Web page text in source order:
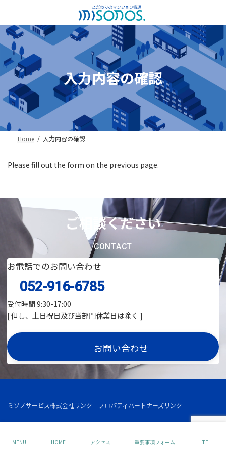
テ
ン
ツ
ス
キ
プ
ゲ
ー
シ
ン
に
動
入力内容の確認
Home 入力内容の確認
Please fill out the form on the previous page.
ご相談ください
CONTACT
お電話でのお問い合わせ
052-916-6785
受付時間 9:30-17:00
[ 但し、土日祝日及び当部門休業日は除く ]
お問い合わせ
ミソノサービス株式会社リンク プロパティパートナーズリンク
MENU
HOME アクセス 重要事項フォーム TEL